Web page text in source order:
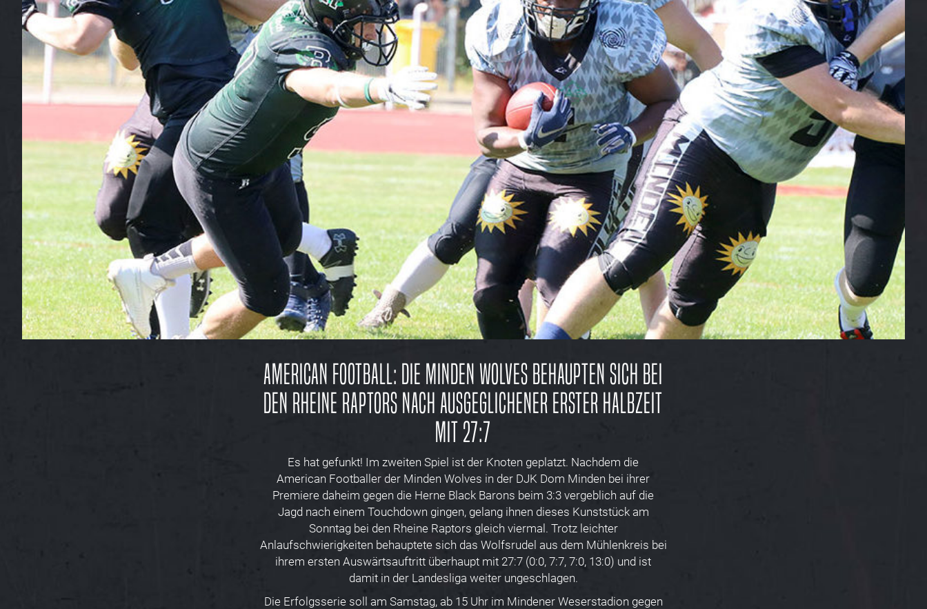
American Football: Die Minden Wolves behaupten sich bei
den Rheine Raptors nach ausgeglichener erster Halbzeit
mit 27:7
Es hat gefunkt! Im zweiten Spiel ist der Knoten geplatzt. Nachdem die
American Footballer der Minden Wolves in der DJK Dom Minden bei ihrer
Premiere daheim gegen die Herne Black Barons beim 3:3 vergeblich auf die
Jagd nach einem Touchdown gingen, gelang ihnen dieses Kunststück am
Sonntag bei den Rheine Raptors gleich viermal. Trotz leichter
Anlaufschwierigkeiten behauptete sich das Wolfsrudel aus dem Mühlenkreis bei
ihrem ersten Auswärtsauftritt überhaupt mit 27:7 (0:0, 7:7, 7:0, 13:0) und ist
damit in der Landesliga weiter ungeschlagen.
Die Erfolgsserie soll am Samstag, ab 15 Uhr im Mindener Weserstadion gegen